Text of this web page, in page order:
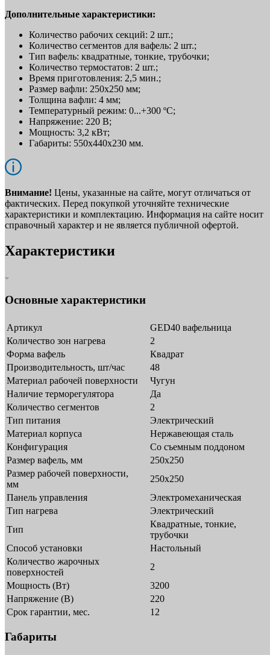
Дополнительные характеристики:
Количество рабочих секций: 2 шт.;
Количество сегментов для вафель: 2 шт.;
Тип вафель: квадратные, тонкие, трубочки;
Количество термостатов: 2 шт.;
Время приготовления: 2,5 мин.;
Размер вафли: 250х250 мм;
Толщина вафли: 4 мм;
Температурный режим: 0...+300 ºC;
Напряжение: 220 В;
Мощность: 3,2 кВт;
Габариты: 550x440x230 мм.
Внимание! Цены, указанные на сайте, могут отличаться от
фактических. Перед покупкой уточняйте технические
характеристики и комплектацию. Информация на сайте носит
справочный характер и не является публичной офертой.
Характеристики
Основные характеристики
Артикул
GED40 вафельница
Количество зон нагрева
2
Форма вафель
Квадрат
Производительность, шт/час
48
Материал рабочей поверхности
Чугун
Наличие терморегулятора
Да
Количество сегментов
2
Тип питания
Электрический
Материал корпуса
Нержавеющая сталь
Конфигурация
Со съемным поддоном
Размер вафель, мм
250х250
Размер рабочей поверхности,
мм
250х250
Панель управления
Электромеханическая
Тип нагрева
Электрический
Тип
Квадратные, тонкие,
трубочки
Способ установки
Настольный
Количество жарочных
поверхностей
2
Мощность (Вт)
3200
Напряжение (В)
220
Срок гарантии, мес.
12
Габариты